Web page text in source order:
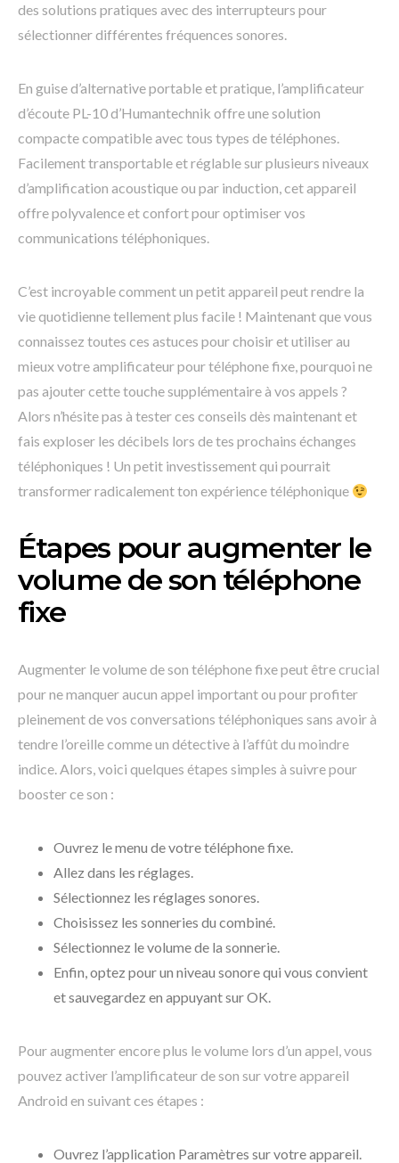
des solutions pratiques avec des interrupteurs pour
sélectionner différentes fréquences sonores.
En guise d’alternative portable et pratique, l’amplificateur
d’écoute PL-10 d’Humantechnik offre une solution
compacte compatible avec tous types de téléphones.
Facilement transportable et réglable sur plusieurs niveaux
d’amplification acoustique ou par induction, cet appareil
offre polyvalence et confort pour optimiser vos
communications téléphoniques.
C’est incroyable comment un petit appareil peut rendre la
vie quotidienne tellement plus facile ! Maintenant que vous
connaissez toutes ces astuces pour choisir et utiliser au
mieux votre amplificateur pour téléphone fixe, pourquoi ne
pas ajouter cette touche supplémentaire à vos appels ?
Alors n’hésite pas à tester ces conseils dès maintenant et
fais exploser les décibels lors de tes prochains échanges
téléphoniques ! Un petit investissement qui pourrait
transformer radicalement ton expérience téléphonique
Étapes pour augmenter le
volume de son téléphone
fixe
Augmenter le volume de son téléphone fixe peut être crucial
pour ne manquer aucun appel important ou pour profiter
pleinement de vos conversations téléphoniques sans avoir à
tendre l’oreille comme un détective à l’affût du moindre
indice. Alors, voici quelques étapes simples à suivre pour
booster ce son :
Ouvrez le menu de votre téléphone fixe.
Allez dans les réglages.
Sélectionnez les réglages sonores.
Choisissez les sonneries du combiné.
Sélectionnez le volume de la sonnerie.
Enfin, optez pour un niveau sonore qui vous convient
et sauvegardez en appuyant sur OK.
Pour augmenter encore plus le volume lors d’un appel, vous
pouvez activer l’amplificateur de son sur votre appareil
Android en suivant ces étapes :
Ouvrez l’application Paramètres sur votre appareil.